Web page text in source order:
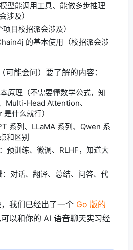
型能调用工具、能做多步推理
涉及）
目校招派会涉及）
的基本使用（校招派会涉
能会问）要了解的内容：
原理（不需要懂数学公式，知
Multi-Head Attention、
什么就行）
系列、LLaMA 系列、Qwen 系
和区别
预训练、微调、RLHF，知道大
对话、翻译、总结、问答、代
我们已经出了一个 Go 版的
以和你的 AI 语音聊天实习经